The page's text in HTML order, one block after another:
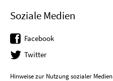
Soziale Medien
Facebook
Twitter
Hinweise zur Nutzung sozialer Medien